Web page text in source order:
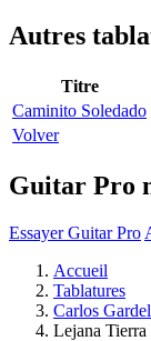
Autres
Titre
Caminito Soledado
Volver
Guitar Pro
Essayer Guitar Pro
Accueil
Tablatures
Carlos Gardel
Lejana Tierra